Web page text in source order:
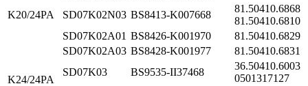
K20/24PA
SD07K02N03 BS8413-K007668
81.50410.6810
SD07K02A01 BS8426-K001970
81.50410.6829
SD07K02A03 BS8428-K001977 81.50410.6831
K24/24PA
SD07K03 BS9535-II37468
36.50410.6003
0501317127